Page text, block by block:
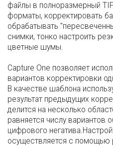
файлы в полноразмерный
форматы, корректировать
обрабатывать
снимки, тонко настроить
цветные шумы.
Capture One позволяет
вариантов корректировки
В качестве шаблона
результат предыдущих
делится на несколько
равняется числу вариантов
цифрового
осуществляется с помощью